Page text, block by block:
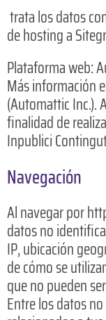
trata los datos
de hosting a
Plataforma web:
Más información
(Automattic Inc.).
finalidad de
Inpublici
Navegación
Al navegar por
datos no
IP, ubicación
de cómo se
que no pueden
Entre los datos